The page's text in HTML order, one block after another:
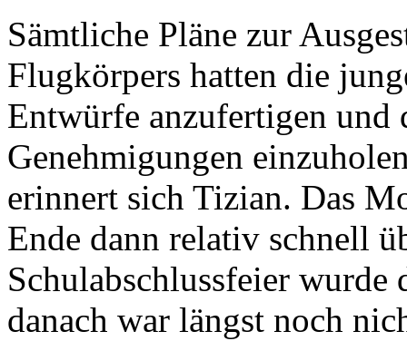
Sämtliche Pläne zur
Flugkörpers hatten die
Entwürfe anzufertigen und
Genehmigungen
erinnert sich Tizian. Das
Ende dann relativ schnell
Schulabschlussfeier wurde
danach war längst noch